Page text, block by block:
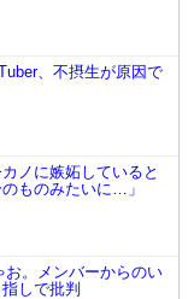
、不摂生が原因で
ノに嫉妬していると
ものみたいに…」
お。メンバーからのい
しで批判